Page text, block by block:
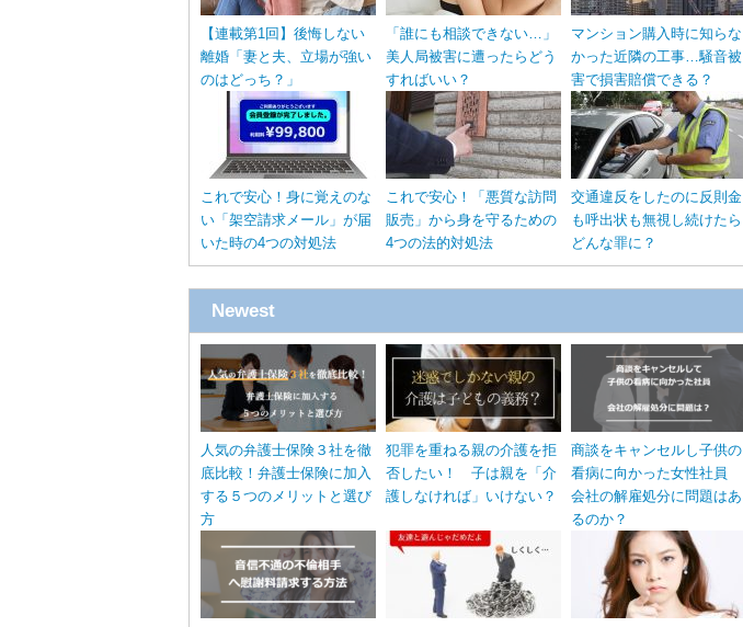
【連載第1回】後悔しない
離婚「妻と夫、立場が強い
のはどっち？」
「誰にも相談できない…」
美人局被害に遭ったらどう
すればいい？
マンション購入時に知らな
かった近隣の工事…騒音被
害で損害賠償できる？
これで安心！身に覚えのな
い「架空請求メール」が届
いた時の4つの対処法
これで安心！「悪質な訪問
販売」から身を守るための
4つの法的対処法
交通違反をしたのに反則金
も呼出状も無視し続けたら
どんな罪に？
Newest
人気の弁護士保険３社を徹
底比較！弁護士保険に加入
する５つのメリットと選び
方
犯罪を重ねる親の介護を拒
否したい！ 子は親を「介
護しなければ」いけない？
商談をキャンセルし子供の
看病に向かった女性社員
会社の解雇処分に問題はあ
るのか？